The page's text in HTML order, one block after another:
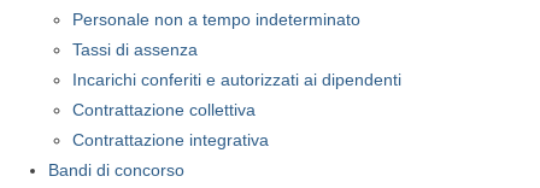
Regulated professions in the EU
Personale non a tempo indeterminato
Tassi di assenza
Incarichi conferiti e autorizzati ai dipendenti
Contrattazione collettiva
Contrattazione integrativa
Bandi di concorso